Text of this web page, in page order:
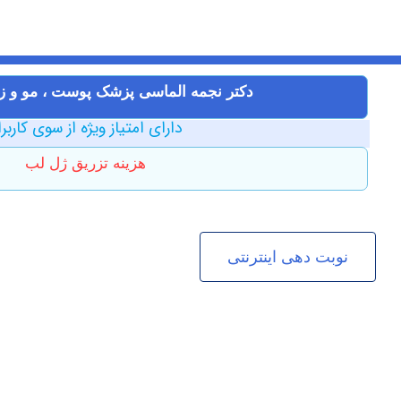
دکتر نجمه الماسی پزشک پوست ، مو و
دارای امتیاز ویژه از سوی
هزینه تزریق ژل لب
نوبت دهی اینترنتی